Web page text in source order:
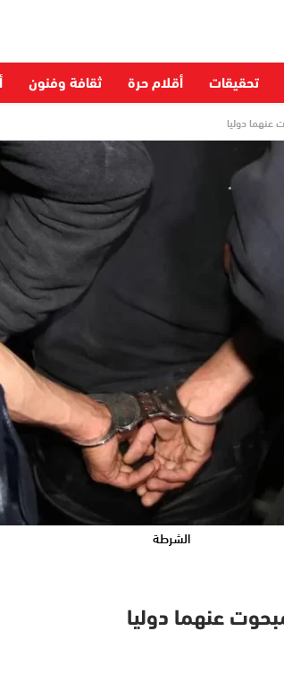
تحقيقات أقلام حرة ثقافة وفنون
دوليا
الشرطة
عنهما دوليا